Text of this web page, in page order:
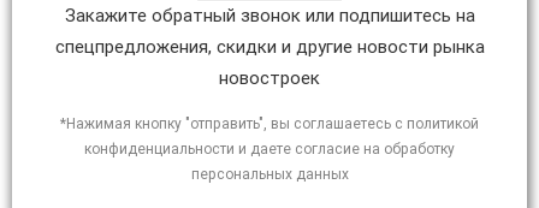
Закажите обратный звонок или подпишитесь на
спецпредложения, скидки и другие новости рынка
новостроек
*Нажимая кнопку "отправить", вы соглашаетесь с политикой
конфиденциальности и даете согласие на обработку
персональных данных